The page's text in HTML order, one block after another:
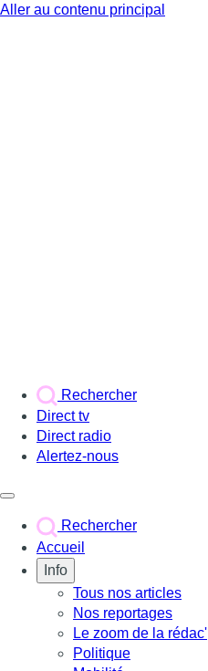
Aller au contenu principal
Rechercher
Direct tv
Direct radio
Alertez-nous
Rechercher
Accueil
Info
Tous nos articles
Nos reportages
Le zoom de la rédac'
Politique